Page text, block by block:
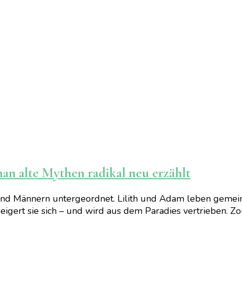
alte Mythen radikal neu erzählt
Männern untergeordnet. Lilith und Adam leben
sie sich – und wird aus dem Paradies vertrieben.